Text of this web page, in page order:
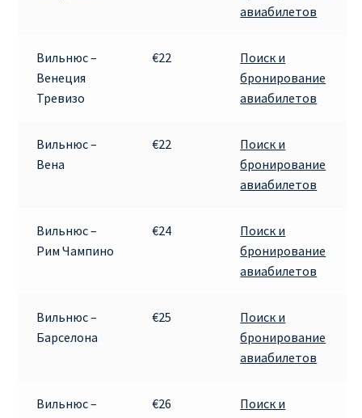
авиабилетов
Вильнюс –
Венеция
Тревизо
€22
Поиск и
бронирование
авиабилетов
Вильнюс –
Вена
€22
Поиск и
бронирование
авиабилетов
Вильнюс –
Рим Чампино
€24
Поиск и
бронирование
авиабилетов
Вильнюс –
Барселона
€25
Поиск и
бронирование
авиабилетов
Вильнюс –
€26
Поиск и